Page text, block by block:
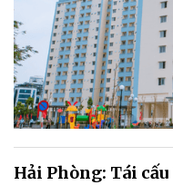
Hải Phòng: Tái